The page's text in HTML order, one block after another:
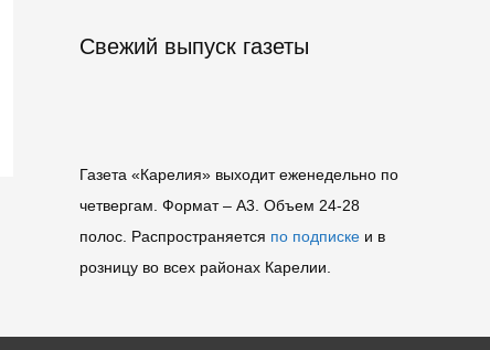
Свежий выпуск газеты
Газета «Карелия» выходит еженедельно по
четвергам. Формат – A3. Объем 24-28
полос. Распространяется по подписке и в
розницу во всех районах Карелии.